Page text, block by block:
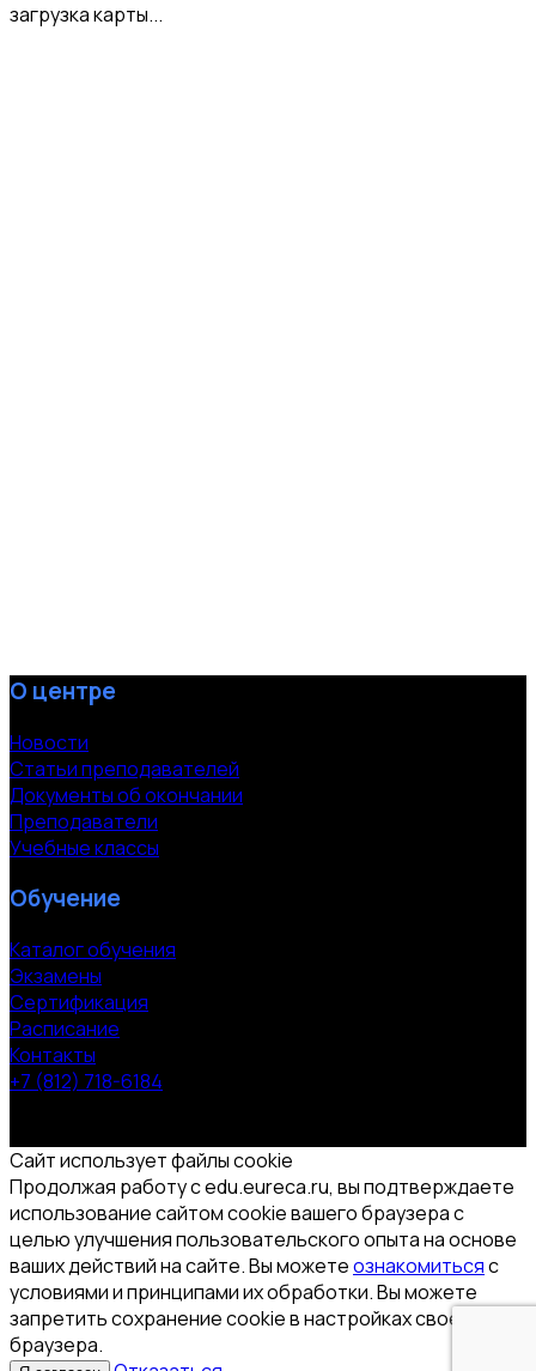
загрузка карты...
О центре
Новости
Статьи преподавателей
Документы об окончании
Преподаватели
Учебные классы
Обучение
Каталог обучения
Экзамены
Сертификация
Расписание
Контакты
+7 (812) 718-6184
Сайт использует файлы cookie
Продолжая работу с edu.eureca.ru, вы подтверждаете
использование сайтом cookie вашего браузера с
целью улучшения пользовательского опыта на основе
ваших действий на сайте. Вы можетеознакомитьсяс
условиями и принципами их обработки. Вы можете
запретить сохранение cookie в настройках своего
браузера.